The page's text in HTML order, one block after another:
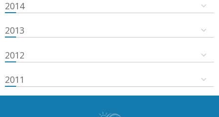
2014
2013
2012
2011